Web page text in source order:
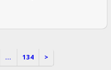
... 134 >